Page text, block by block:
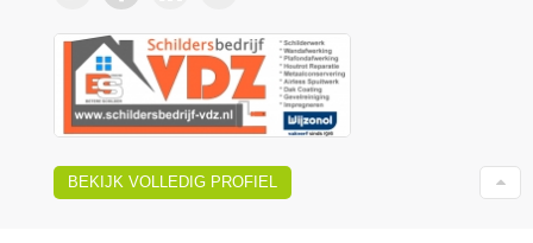
BEKIJK VOLLEDIG PROFIEL